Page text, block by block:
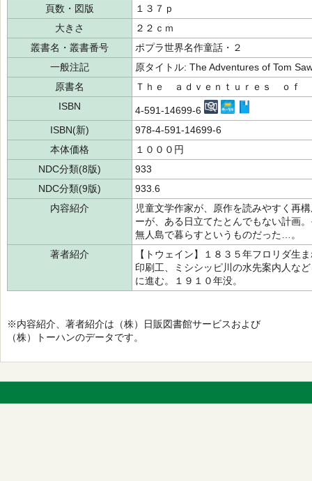
頁数・図版
１３７ｐ
大きさ
２２ｃｍ
叢書名・叢書番号
ポプラ世界名作童話・２
一般注記
原タイトル: The Adventures of Tom
原書名
Ｔｈｅ ａｄｖｅｎｔｕｒｅｓ ｏｆ
ISBN
4-591-14699-6
ISBN(新)
978-4-591-14699-6
本体価格
１０００円
NDC分類(8版)
933
NDC分類(9版)
933.6
内容紹介
児童文学作家が、原作を読みやすく再
ーが、ある日立てたとんでもない計画
無人島で暮らすというものだった…。
著者紹介
【トウェイン】１８３５年フロリダ生
印刷工、ミシシッピ川の水先案内人な
に進む。１９１０年没。
※内容紹介、著者紹介は（株）日販図書館サービスおよび
（株）トーハンのデータです。